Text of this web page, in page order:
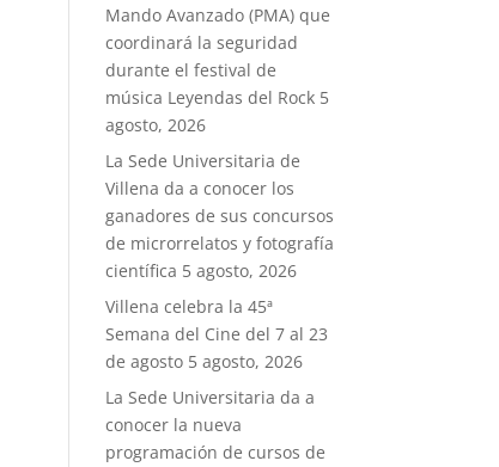
Mando Avanzado (PMA) que
coordinará la seguridad
durante el festival de
música Leyendas del Rock 5
agosto, 2026
La Sede Universitaria de
Villena da a conocer los
ganadores de sus concursos
de microrrelatos y fotografía
científica 5 agosto, 2026
Villena celebra la 45ª
Semana del Cine del 7 al 23
de agosto 5 agosto, 2026
La Sede Universitaria da a
conocer la nueva
programación de cursos de